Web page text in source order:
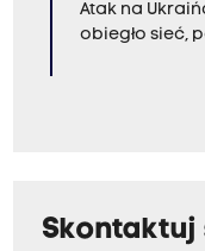
Atak na
obiegło sieć,
Skontaktuj